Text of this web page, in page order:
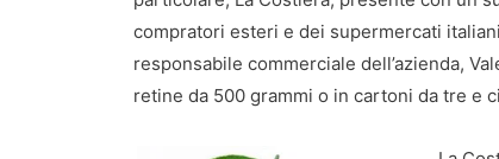
compratori esteri e dei supermercati
responsabile commerciale dell’azienda,
retine da 500 grammi o in cartoni da tre e